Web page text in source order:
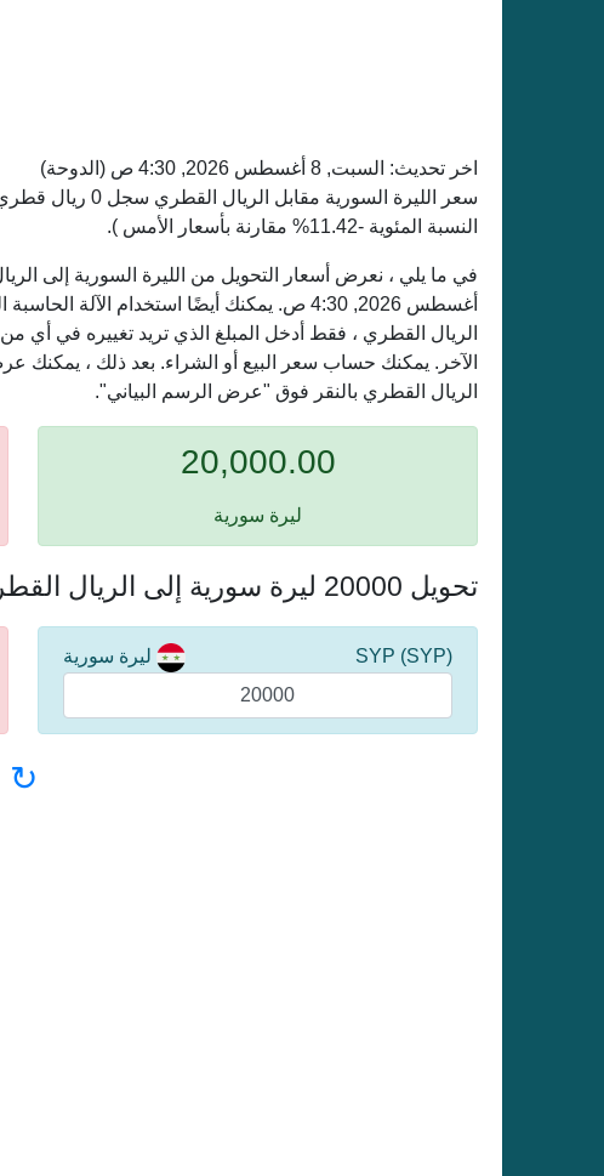
اخر تحديث: السبت, 8 أغسطس 2026, 4:30 ص
(الدوحة)
النسبة المئوية -11.42% مقارنة بأسعار الأمس ).
أغسطس 2026, 4:30 ص. يمكنك أيضًا استخدام
الريال القطري ، فقط أدخل المبلغ الذي تريد تغييره في أي
الآخر. يمكنك حساب سعر البيع أو الشراء. بعد ذلك ، يمكنك
الريال القطري بالنقر فوق "عرض الرسم البياني".
20,000.00
ليرة سورية
تحويل 20000 ليرة سورية إلى الريال القطري
ليرة سورية (SYP) SYP
↻